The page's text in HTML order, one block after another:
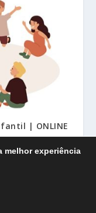
| ONLINE
melhor experiência